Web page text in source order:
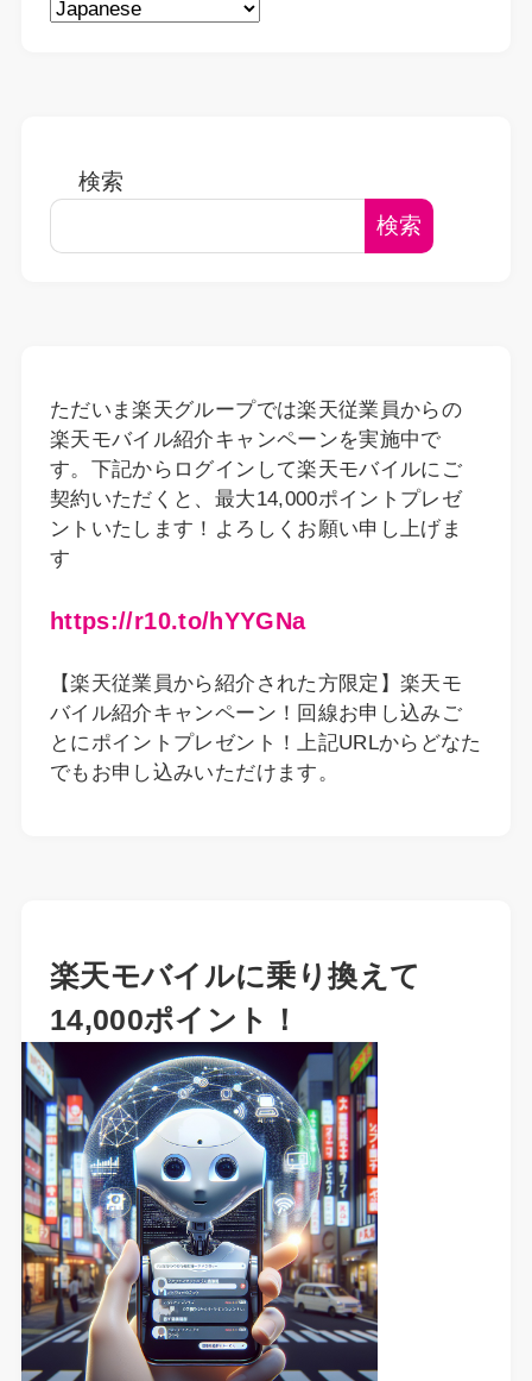
検索
検索
ただいま楽天グループでは楽天従業員からの
楽天モバイル紹介キャンペーンを実施中で
す。下記からログインして楽天モバイルにご
契約いただくと、最大14,000ポイントプレゼ
ントいたします！よろしくお願い申し上げま
す
https://r10.to/hYYGNa
【楽天従業員から紹介された方限定】楽天モ
バイル紹介キャンペーン！回線お申し込みご
とにポイントプレゼント！上記URLからどなた
でもお申し込みいただけます。
楽天モバイルに乗り換えて
14,000ポイント！